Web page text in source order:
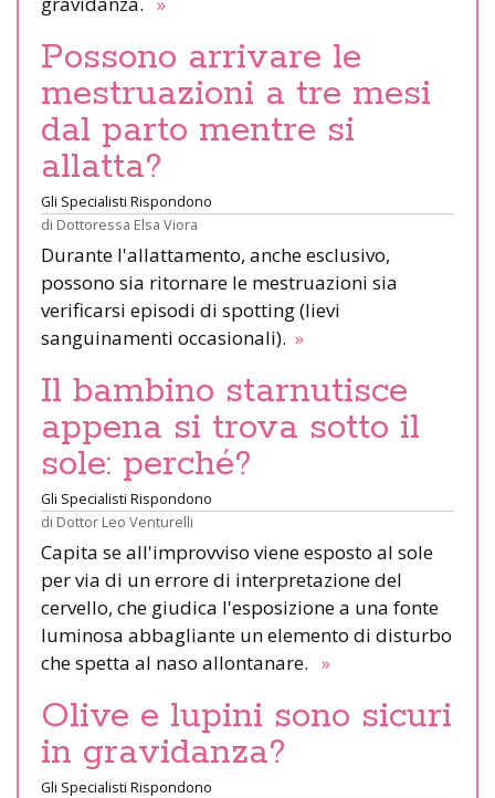
Possono arrivare le
mestruazioni a tre mesi
dal parto mentre si
allatta?
Gli Specialisti Rispondono
di Dottoressa Elsa Viora
Durante l'allattamento, anche esclusivo,
possono sia ritornare le mestruazioni sia
verificarsi episodi di spotting (lievi
sanguinamenti occasionali). »
Il bambino starnutisce
appena si trova sotto il
sole: perché?
Gli Specialisti Rispondono
di Dottor Leo Venturelli
Capita se all'improvviso viene esposto al sole
per via di un errore di interpretazione del
cervello, che giudica l'esposizione a una fonte
luminosa abbagliante un elemento di disturbo
che spetta al naso allontanare. »
Olive e lupini sono sicuri
in gravidanza?
Gli Specialisti Rispondono